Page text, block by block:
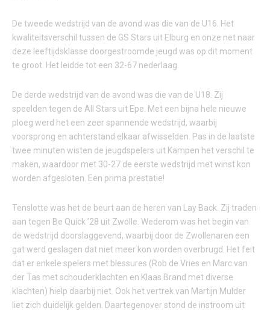
De tweede wedstrijd van de avond was die van de U16. Het
kwaliteitsverschil tussen de GS Stars uit Elburg en onze net naar
deze leeftijdsklasse doorgestroomde jeugd was op dit moment
te groot. Het leidde tot een 32-67 nederlaag.
De derde wedstrijd van de avond was die van de U18. Zij
speelden tegen de All Stars uit Epe. Met een bijna hele nieuwe
ploeg werd het een zeer spannende wedstrijd, waarbij
voorsprong en achterstand elkaar afwisselden. Pas in de laatste
twee minuten wisten de jeugdspelers uit Kampen het verschil te
maken, waardoor met 30-27 de eerste wedstrijd met winst kon
worden afgesloten. Een prima prestatie!
Tenslotte was het de beurt aan de heren van Lay Back. Zij traden
aan tegen Be Quick ’28 uit Zwolle. Wederom was het begin van
de wedstrijd doorslaggevend, waarbij door de Zwollenaren een
gat werd geslagen dat niet meer kon worden overbrugd. Het feit
dat er enkele spelers met blessures (Rob de Vries en Marc van
der Tas met schouderklachten en Klaas Brand met diverse
klachten) hielp daarbij niet. Ook het vertrek van Martijn Mulder
liet zich duidelijk gelden. Daartegenover stond de instroom uit